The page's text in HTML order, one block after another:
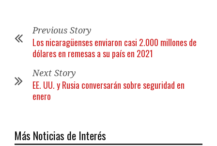
Previous Story
Los nicaragüenses enviaron casi 2.000 millones de
dólares en remesas a su país en 2021
Next Story
EE. UU. y Rusia conversarán sobre seguridad en
enero
Más Noticias de Interés